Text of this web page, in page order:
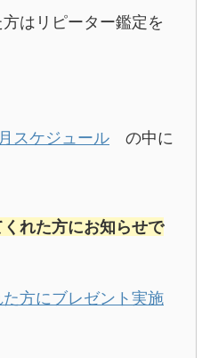
はリピーター鑑定を
スケジュール の中に
れた方にお知らせで
方にブレゼント実施